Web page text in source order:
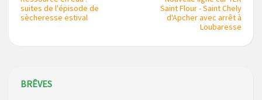
suites de l'épisode de
sècheresse estival
Saint Flour - Saint Chely
d'Apcher avec arrêt à
Loubaresse
BRÊVES